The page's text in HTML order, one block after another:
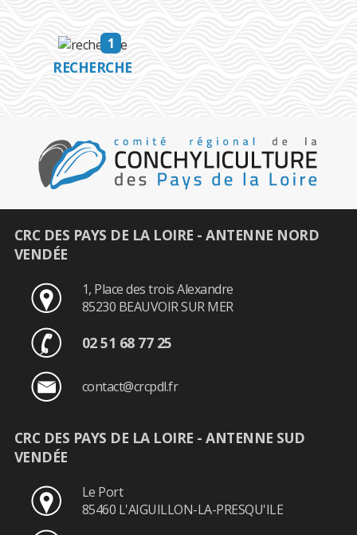
1
RECHERCHE
CRC DES PAYS DE LA LOIRE - ANTENNE NORD
VENDÉE
1, Place des trois Alexandre
85230 BEAUVOIR SUR MER
02 51 68 77 25
contact@crcpdl.fr
CRC DES PAYS DE LA LOIRE - ANTENNE SUD
VENDÉE
Le Port
85460 L'AIGUILLON-LA-PRESQU'ILE